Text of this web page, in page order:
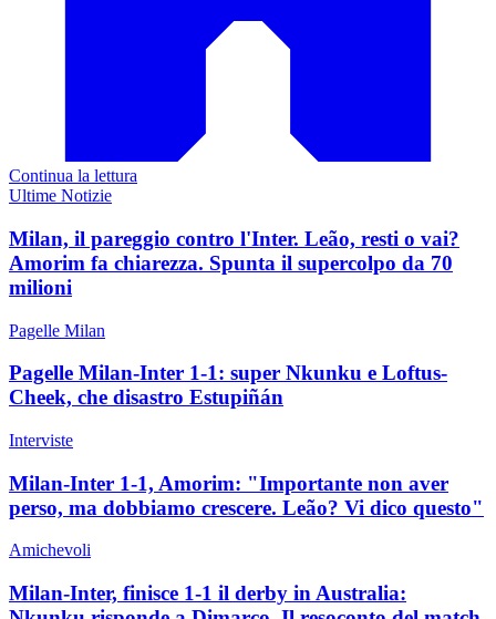
Continua la lettura
Ultime Notizie
Milan, il pareggio contro l'Inter. Leão, resti o vai?
Amorim fa chiarezza. Spunta il supercolpo da 70
milioni
Pagelle Milan
Pagelle Milan-Inter 1-1: super Nkunku e Loftus-
Cheek, che disastro Estupiñán
Interviste
Milan-Inter 1-1, Amorim: "Importante non aver
perso, ma dobbiamo crescere. Leão? Vi dico questo"
Amichevoli
Milan-Inter, finisce 1-1 il derby in Australia: